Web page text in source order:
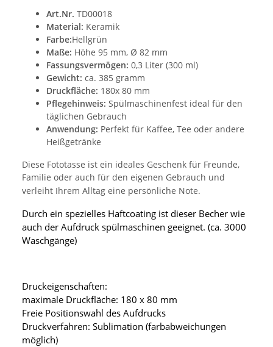
Art.Nr. TD00018
Material: Keramik
Farbe:Hellgrün
Maße: Höhe 95 mm, Ø 82 mm
Fassungsvermögen: 0,3 Liter (300 ml)
Gewicht: ca. 385 gramm
Druckfläche: 180x 80 mm
Pflegehinweis: Spülmaschinenfest ideal für den
täglichen Gebrauch
Anwendung: Perfekt für Kaffee, Tee oder andere
Heißgetränke
Diese Fototasse ist ein ideales Geschenk für Freunde,
Familie oder auch für den eigenen Gebrauch und
verleiht Ihrem Alltag eine persönliche Note.
Durch ein spezielles Haftcoating ist dieser Becher wie
auch der Aufdruck spülmaschinen geeignet. (ca. 3000
Waschgänge)
Druckeigenschaften:
maximale Druckfläche: 180 x 80 mm
Freie Positionswahl des Aufdrucks
Druckverfahren: Sublimation (farbabweichungen
möglich)